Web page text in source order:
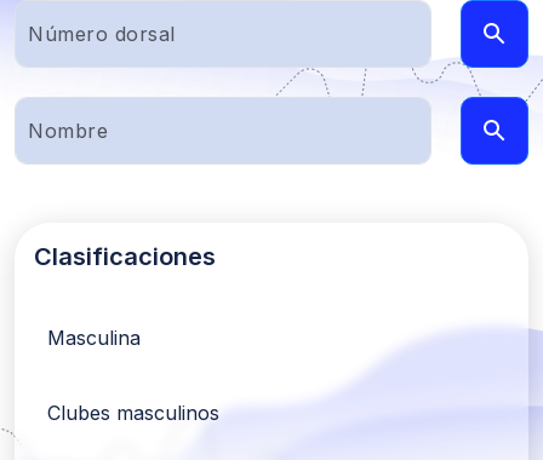
Clasificaciones
Masculina
Clubes masculinos